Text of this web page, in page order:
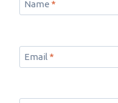
Name *
Email *